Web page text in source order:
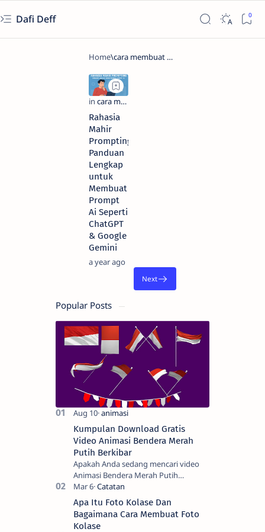
Dafi Deff
Rahasia
Mahir
Prompting:
Panduan
Lengkap
untuk
Membuat
Prompt
Ai Seperti
ChatGPT
& Google
Gemini
a year ago
Popular Posts
Kumpulan Download Gratis
Video Animasi Bendera Merah
Putih Berkibar
Apakah Anda sedang mencari video
Animasi Bendera Merah Putih
Berkibar? Nah, berikut ini adalah
kumpulan video animasi bendera
Negara Kesatuan Republi…
Apa Itu Foto Kolase Dan
Bagaimana Cara Membuat Foto
Kolase